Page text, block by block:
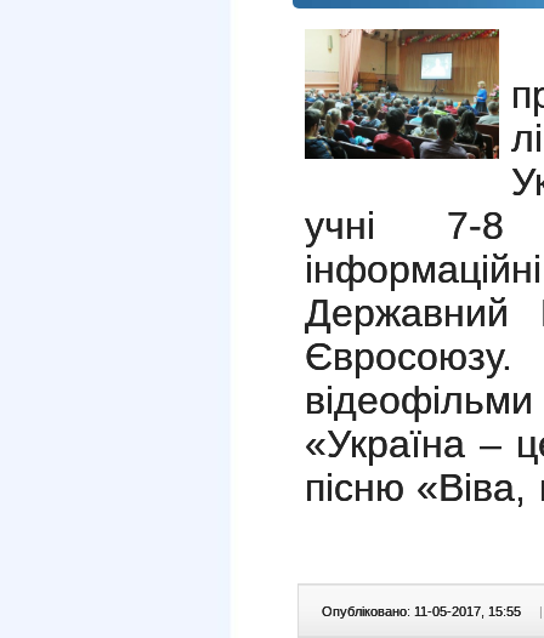
учні 7-8
Державний
«Україна –
пісню
Опубліковано: 11-05-2017, 15:55